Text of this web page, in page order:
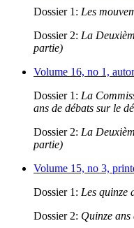
Dossier 1: Les
Dossier 2: La
partie)
Volume 16, no 1,
Dossier 1: La
ans de débats sur le
Dossier 2: La
partie)
Volume 15, no 3,
Dossier 1: Les quinze
Dossier 2: Quinze